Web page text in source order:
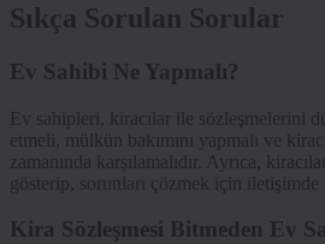
Sıkça Sorulan Sorular
Ev Sahibi Ne Yapmalı?
Ev sahipleri, kiracılar ile sözleşmelerini
etmeli, mülkün bakımını yapmalı ve
zamanında karşılamalıdır. Ayrıca,
gösterip, sorunları çözmek için iletişimde
Kira Sözleşmesi Bitmeden Ev